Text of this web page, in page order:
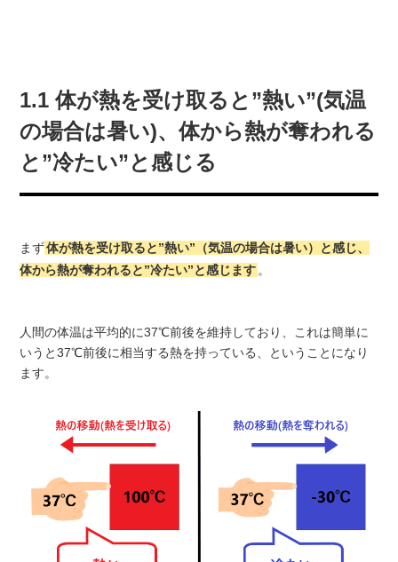
1.1 体が熱を受け取ると”熱い”(気温
の場合は暑い)、体から熱が奪われる
と”冷たい”と感じる
まず体が熱を受け取ると”熱い”（気温の場合は暑い）と感じ、
体から熱が奪われると”冷たい”と感じます。
人間の体温は平均的に37℃前後を維持しており、これは簡単に
いうと37℃前後に相当する熱を持っている、ということになり
ます。